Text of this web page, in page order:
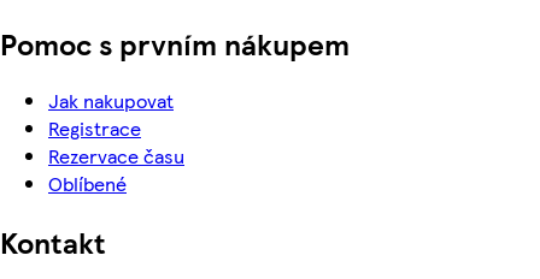
Pomoc s prvním nákupem
Jak nakupovat
Registrace
Rezervace času
Oblíbené
Kontakt